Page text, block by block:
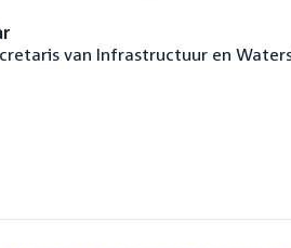
van Infrastructuur en